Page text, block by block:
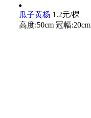
瓜子黄杨 1.2元/棵
高度:50cm 冠幅:20cm